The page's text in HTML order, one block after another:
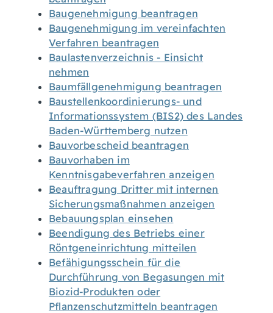
Baugenehmigung beantragen
Baugenehmigung im vereinfachten
Verfahren beantragen
Baulastenverzeichnis - Einsicht
nehmen
Baumfällgenehmigung beantragen
Baustellenkoordinierungs- und
Informationssystem (BIS2) des Landes
Baden-Württemberg nutzen
Bauvorbescheid beantragen
Bauvorhaben im
Kenntnisgabeverfahren anzeigen
Beauftragung Dritter mit internen
Sicherungsmaßnahmen anzeigen
Bebauungsplan einsehen
Beendigung des Betriebs einer
Röntgeneinrichtung mitteilen
Befähigungsschein für die
Durchführung von Begasungen mit
Biozid-Produkten oder
Pflanzenschutzmitteln beantragen